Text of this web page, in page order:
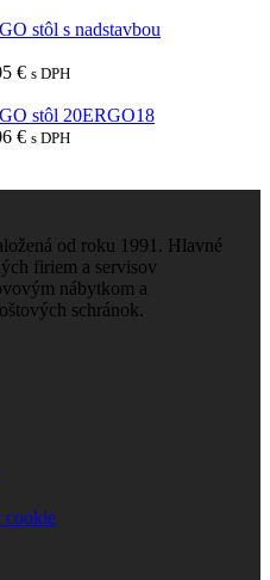
stôl s nadstavbou
€ s DPH
stôl 20ERGO18
€ s DPH
od roku 1991. Hlavné
firiem a servisov
nábytkom a
schránok.
cookie